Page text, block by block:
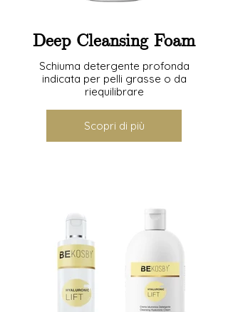
Deep Cleansing Foam
Schiuma detergente profonda
indicata per pelli grasse o da
riequilibrare
Scopri di più